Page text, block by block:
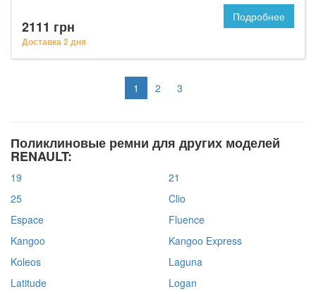
2111 грн
Доставка 2 дня
Подробнее
1 2 3
Поликлиновые ремни для других моделей
RENAULT:
19
21
25
Clio
Espace
Fluence
Kangoo
Kangoo Express
Koleos
Laguna
Latitude
Logan